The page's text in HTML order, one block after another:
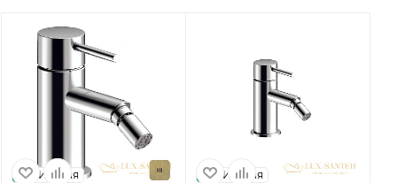
Италия Италия